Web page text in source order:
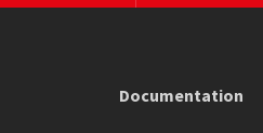
Documentation